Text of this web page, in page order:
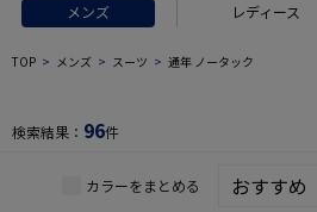
メンズ レディース
TOP メンズ スーツ 通年 ノータック
検索結果： 96件
カラーをまとめる